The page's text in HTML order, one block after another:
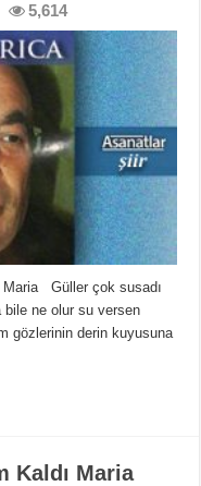
5,614
Maria Güller çok susadı
bile ne olur su versen
gözlerinin derin kuyusuna
Kaldı Maria